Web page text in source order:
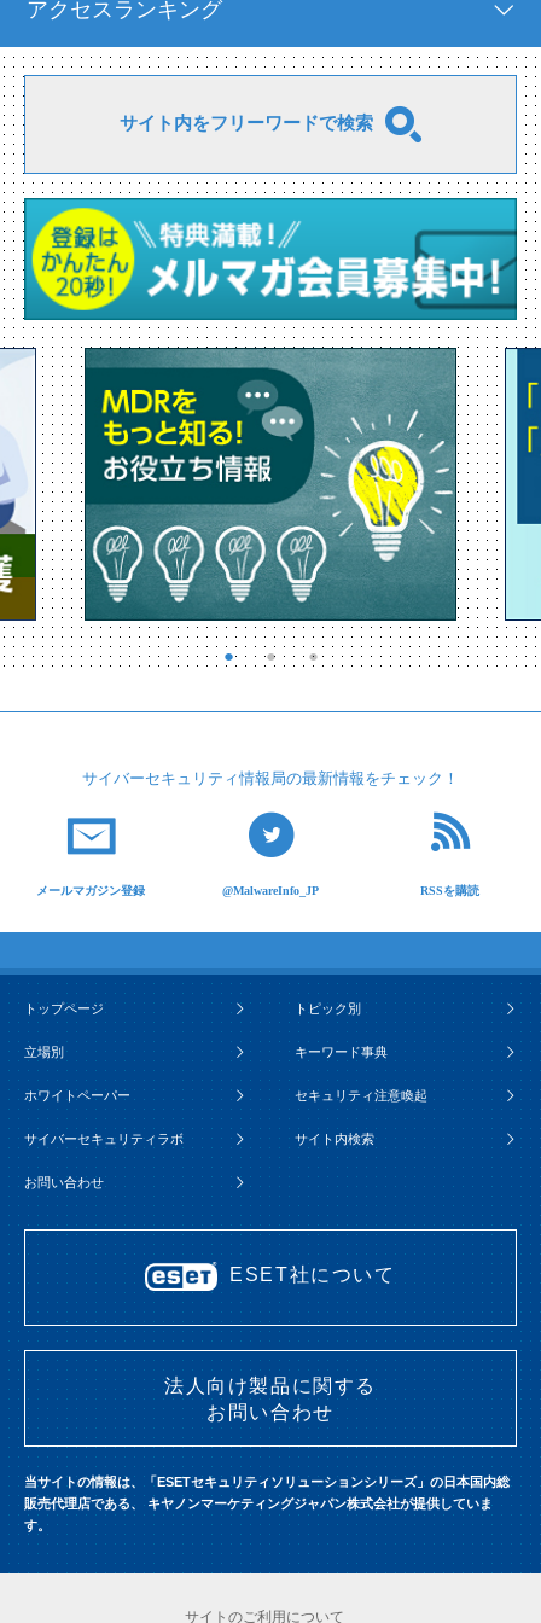
アクセスランキング
サイト内をフリーワードで検索
サイバーセキュリティ情報局の最新情報をチェック！
メールマガジン登録 @MalwareInfo_JP RSSを購読
トップページ トピック別
立場別 キーワード事典
ホワイトペーパー セキュリティ注意喚起
サイバーセキュリティラボ サイト内検索
お問い合わせ
ESET社について
法人向け製品に関する
お問い合わせ
当サイトの情報は、「ESETセキュリティソリューションシリーズ」の日本国内総
販売代理店である、 キヤノンマーケティングジャパン株式会社が提供していま
す。
サイトのご利用について